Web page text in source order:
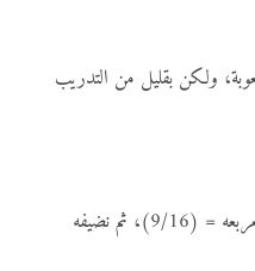
ولكن بقليل من التدريب
نأخذ نصف (3/2) → (3/4) → مربعه = (9/16)، ثم نضيفه